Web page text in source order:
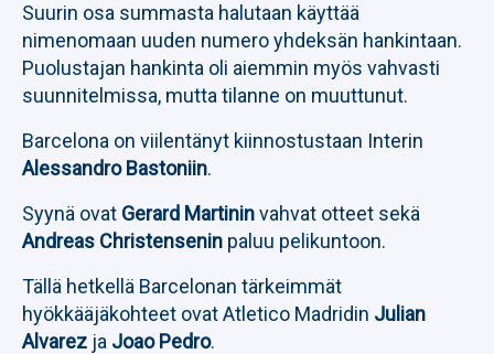
Suurin osa summasta halutaan käyttää
nimenomaan uuden numero yhdeksän hankintaan.
Puolustajan hankinta oli aiemmin myös vahvasti
suunnitelmissa, mutta tilanne on muuttunut.
Barcelona on viilentänyt kiinnostustaan Interin
Alessandro Bastoniin.
Syynä ovat Gerard Martininvahvat otteet sekä
Andreas Christensenin paluu pelikuntoon.
Tällä hetkellä Barcelonan tärkeimmät
hyökkääjäkohteet ovat Atletico Madridin Julian
Alvarez ja Joao Pedro.